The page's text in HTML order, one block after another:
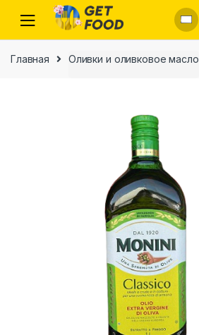
Skip to navigation
Skip to content
Главная Оливки и оливковое масло